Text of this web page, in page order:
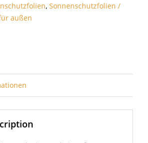
, Sonnenschutzfolien /
außen